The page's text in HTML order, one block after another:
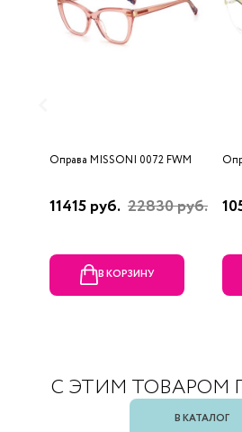
Оправа MISSONI 0072 FWM
11415 руб. 22830 руб.
В КОРЗИНУ
С ЭТИМ ТОВАРОМ
В КАТАЛОГ